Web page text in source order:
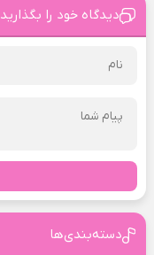
دیدگاه خود را بگذارید
دسته‌بندی‌ها